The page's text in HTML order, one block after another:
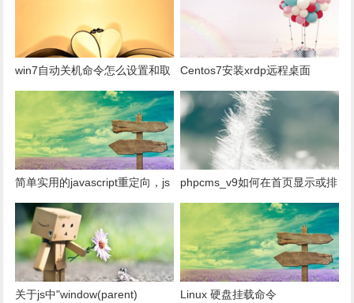
Windows 10 或更高版本”的方法
win7自动关机命令怎么设置和取
Centos7安装xrdp远程桌面
简单实用的javascript重定向，js
将旧域名网址目录跳转到新网址
phpcms_v9如何在首页显示或排
除某些栏目subcat(0,0,0,$siteid)
关于js中"window(parent)
Linux 硬盘挂载命令